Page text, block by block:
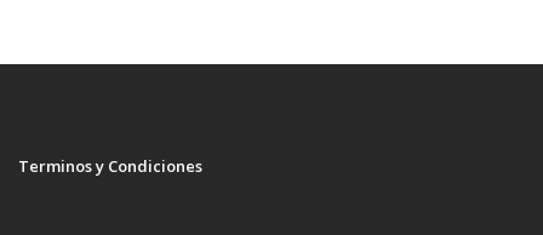
Terminos y Condiciones